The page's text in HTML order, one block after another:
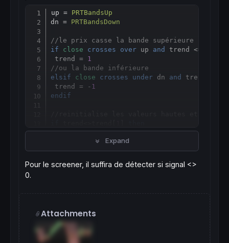
up = PRTBandsUp
dn = PRTBandsDown
//le prix casse la bande supérieure
if
close crosses over up and trend <=
trend = 1
//ou la bande inférieure
elsif
close crosses under dn and trend >=
trend = - 1
endif
if trend = 1 then
maxtrend
  maxtrend=
0
  prevmin
=mintrend
//enregistre les valeurs hautes et basses
if trend=
maxtrend=
Expand
Pour le screener, il suffira de détecter si signal <>
0.
Attachments